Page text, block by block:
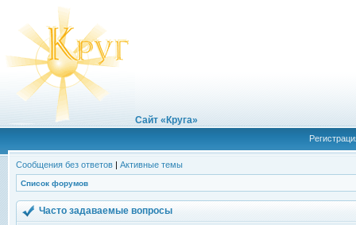
Сайт «Круга»
Сообщения без ответов | Активные темы
Список форумов
Часто задаваемые вопросы